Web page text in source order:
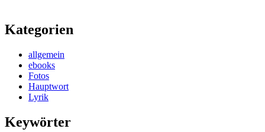
Kategorien
allgemein
ebooks
Fotos
Hauptwort
Lyrik
Keywörter